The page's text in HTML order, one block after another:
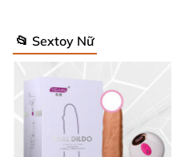
📂 Sextoy Nữ